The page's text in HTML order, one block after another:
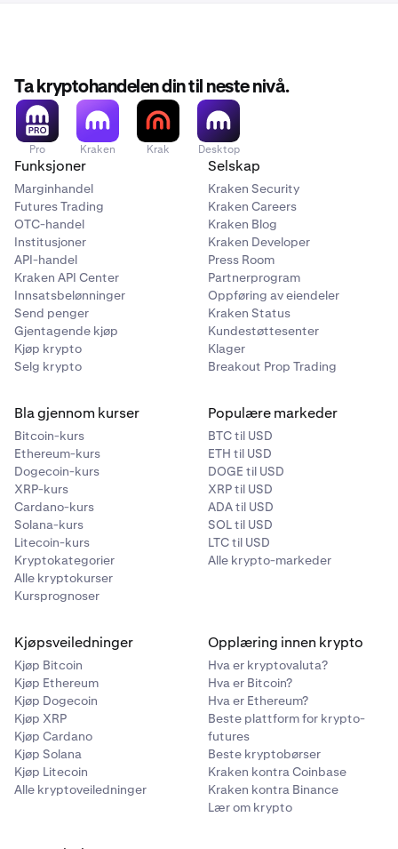
Ta kryptohandelen din til neste nivå.
Pro Kraken Krak Desktop
Funksjoner
Marginhandel
Futures Trading
OTC-handel
Institusjoner
API-handel
Kraken API Center
Innsatsbelønninger
Send penger
Gjentagende kjøp
Kjøp krypto
Selg krypto
Selskap
Kraken Security
Kraken Careers
Kraken Blog
Kraken Developer
Press Room
Partnerprogram
Oppføring av eiendeler
Kraken Status
Kundestøttesenter
Klager
Breakout Prop Trading
Bla gjennom kurser
Bitcoin-kurs
Ethereum-kurs
Dogecoin-kurs
XRP-kurs
Cardano-kurs
Solana-kurs
Litecoin-kurs
Kryptokategorier
Alle kryptokurser
Kursprognoser
Populære markeder
BTC til USD
ETH til USD
DOGE til USD
XRP til USD
ADA til USD
SOL til USD
LTC til USD
Alle krypto-markeder
Kjøpsveiledninger
Kjøp Bitcoin
Kjøp Ethereum
Kjøp Dogecoin
Kjøp XRP
Kjøp Cardano
Kjøp Solana
Kjøp Litecoin
Alle kryptoveiledninger
Opplæring innen krypto
Hva er kryptovaluta?
Hva er Bitcoin?
Hva er Ethereum?
Beste plattform for krypto-
futures
Beste kryptobørser
Kraken kontra Coinbase
Kraken kontra Binance
Lær om krypto